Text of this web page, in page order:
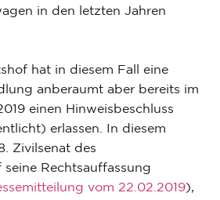
in den letzten Jahren
hat in diesem Fall eine
anberaumt aber bereits im
einen Hinweisbeschluss
erlassen. In diesem
Zivilsenat des
Rechtsauffassung
vom 22.02.2019),